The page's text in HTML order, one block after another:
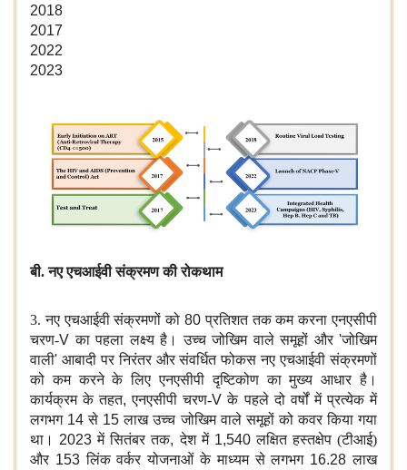
2018
2017
2022
2023
बी. नए एचआईवी संक्रमण की रोकथाम
3. नए एचआईवी संक्रमणों को 80 प्रतिशत तक कम करना एनएसीपी
चरण-Vका पहला लक्ष्य है। उच्च जोखिम वाले समूहों और 'जोखिम
वाली' आबादी पर निरंतर और संवर्धित फोकस नए एचआईवी संक्रमणों
को कम करने के लिए एनएसीपी दृष्टिकोण का मुख्य आधार है।
कार्यक्रम के तहत,एनएसीपी चरण-Vके पहले दो वर्षों में प्रत्येक में
लगभग 14से 15लाख उच्च जोखिम वाले समूहों को कवर किया गया
था। 2023में सितंबर तक,देश में 1,540लक्षित हस्तक्षेप (टीआई)
और 153लिंक वर्कर योजनाओं के माध्यम से लगभग 16.28लाख